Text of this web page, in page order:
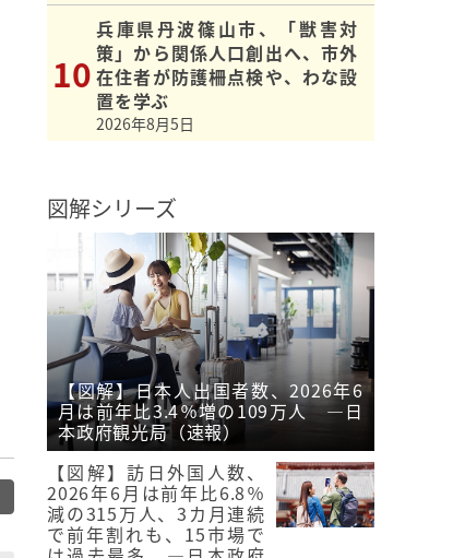
兵庫県丹波篠山市、「獣害対
策」から関係人口創出へ、市外
在住者が防護柵点検や、わな設
置を学ぶ
2026年8月5日
図解シリーズ
【図解】日本人出国者数、2026年6
月は前年比3.4％増の109万人 ―日
本政府観光局（速報）
【図解】訪日外国人数、
2026年6月は前年比6.8％
減の315万人、3カ月連続
で前年割れも、15市場で